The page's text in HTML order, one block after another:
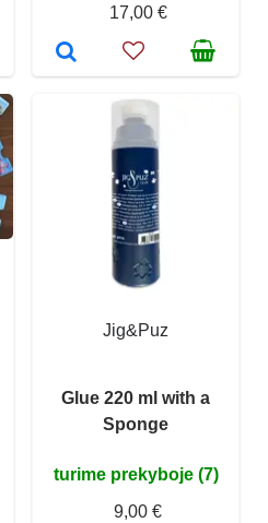
17,00 €
Jig&Puz
Glue 220 ml with a
Sponge
turime prekyboje (7)
9,00 €